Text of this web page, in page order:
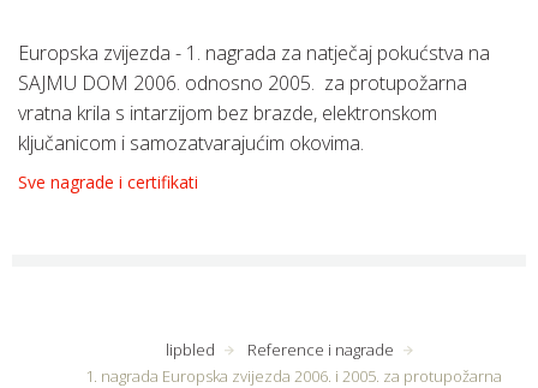
Europska zvijezda - 1. nagrada za natječaj pokućstva na
SAJMU DOM 2006. odnosno 2005. za protupožarna
vratna krila s intarzijom bez brazde, elektronskom
ključanicom i samozatvarajućim okovima.
Sve nagrade i certifikati
lipbled
Reference i nagrade
1. nagrada Europska zvijezda 2006. i 2005. za protupožarna